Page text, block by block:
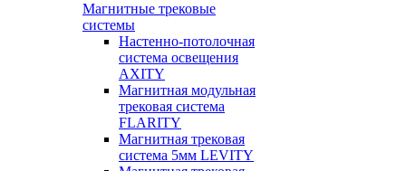
Магнитные трековые
системы
Настенно-потолочная
система освещения
AXITY
Магнитная модульная
трековая система
FLARITY
Магнитная трековая
система 5мм LEVITY